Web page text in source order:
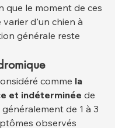
que le moment de ces
varier d'un chien à
générale reste
comme la
et indéterminée de
de 1 à 3
observés